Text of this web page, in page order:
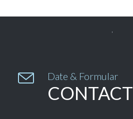
 Date & Formular
CONTACT